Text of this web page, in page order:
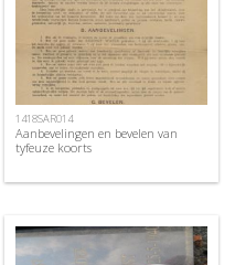
1418SAR014
Aanbevelingen en bevelen van
tyfeuze koorts